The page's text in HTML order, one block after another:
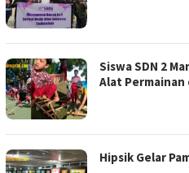
Siswa SDN 2
Alat Permainan
Hipsik Gelar